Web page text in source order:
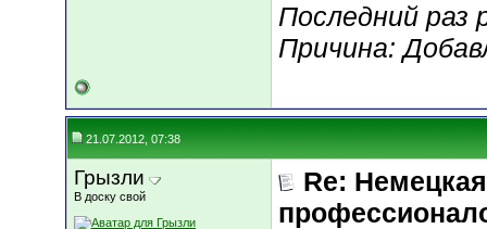
Последний раз
Причина:
21.07.2012, 07:38
Грызли
В доску свой
Re: